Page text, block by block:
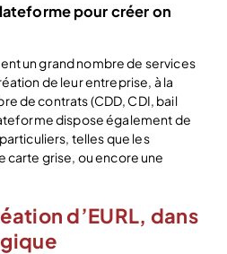
pour créer on
un grand nombre de services
de leur entreprise, à la
de contrats (CDD, CDI, bail
dispose également de
telles que les
carte grise, ou encore une
d’EURL, dans